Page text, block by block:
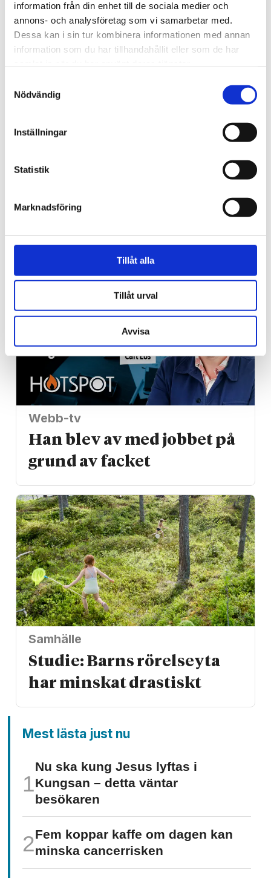
information från din enhet till de sociala medier och
annons- och analysföretag som vi samarbetar med.
Dessa kan i sin tur kombinera informationen med annan
information som du har tillhandahållit eller som de har
Nödvändig
Inställningar
Statistik
Marknadsföring
Tillåt alla
Tillåt urval
Avvisa
för ångest – ”blev hånad”
att vänta nästa år
Webb-tv
Han blev av med jobbet på
grund av facket
Samhälle
Studie: Barns rörelseyta
har minskat drastiskt
Mest lästa just nu
Nu ska kung Jesus lyftas i
Kungsan – detta väntar
besökaren
Fem koppar kaffe om dagen kan
minska cancer­risken